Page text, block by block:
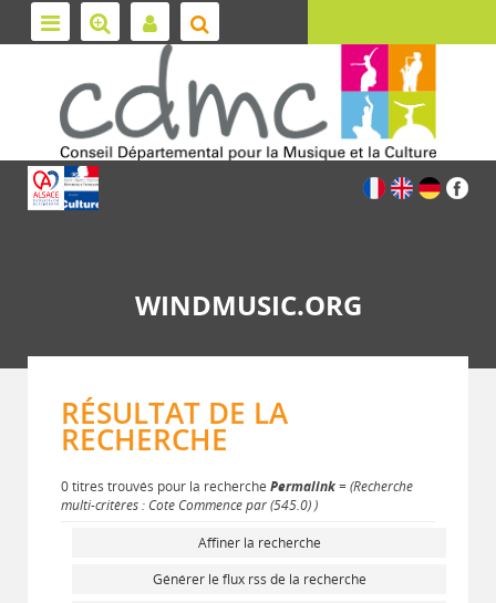
WINDMUSIC.ORG
RÉSULTAT DE LA
RECHERCHE
0 titres trouvés pour la recherche Permalink= (Recherche
multi-critères : Cote Commence par (545.0) )
Affiner la recherche
Générer le flux rss de la recherche